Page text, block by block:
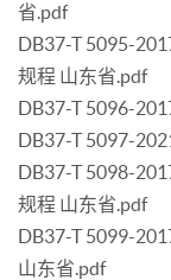
省.pdf
DB37-T 5095-
规程 山东省.pdf
DB37-T 5096-
DB37-T 5097-
DB37-T 5098-
规程 山东省.pdf
DB37-T 5099-
山东省.pdf